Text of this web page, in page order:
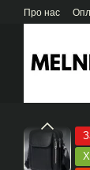
Перейти до
Про нас